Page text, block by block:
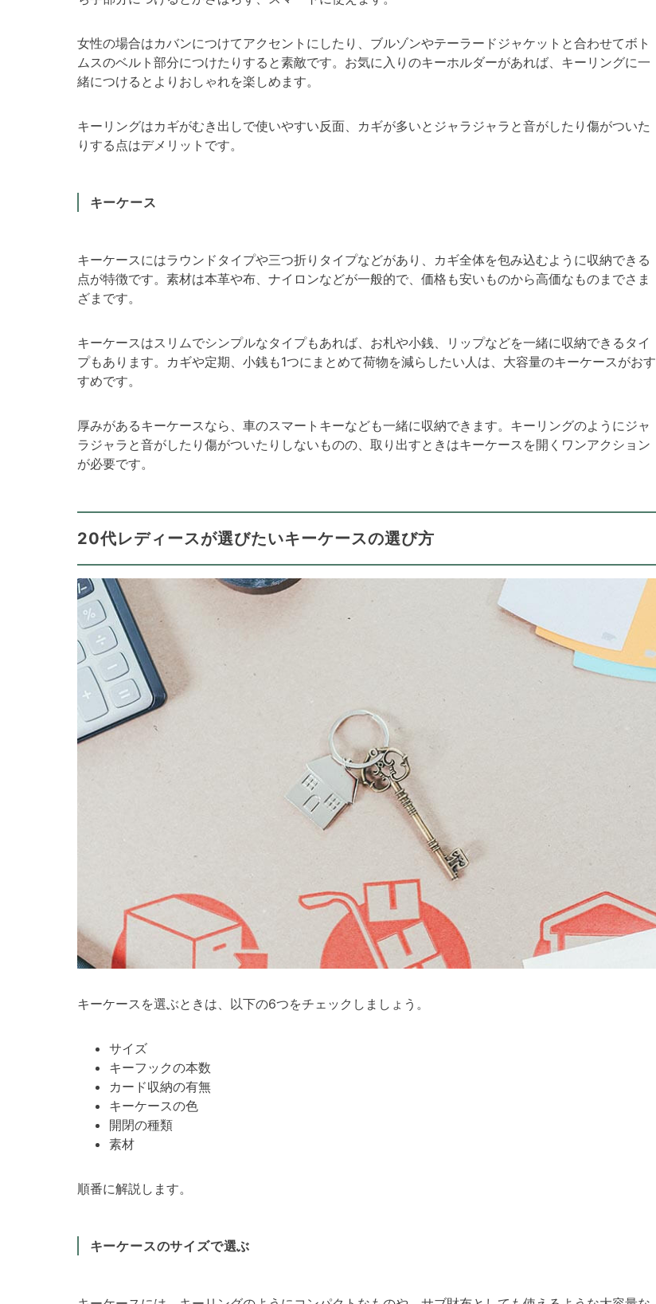
女性の場合はカバンにつけてアクセントにしたり、ブルゾンやテーラードジャケットと合わせてボト
ムスのベルト部分につけたりすると素敵です。お気に入りのキーホルダーがあれば、キーリングに一
緒につけるとよりおしゃれを楽しめます。
キーリングはカギがむき出しで使いやすい反面、カギが多いとジャラジャラと音がしたり傷がついた
りする点はデメリットです。
キーケース
キーケースにはラウンドタイプや三つ折りタイプなどがあり、カギ全体を包み込むように収納できる
点が特徴です。素材は本革や布、ナイロンなどが一般的で、価格も安いものから高価なものまでさま
ざまです。
キーケースはスリムでシンプルなタイプもあれば、お札や小銭、リップなどを一緒に収納できるタイ
プもあります。カギや定期、小銭も1つにまとめて荷物を減らしたい人は、大容量のキーケースがおす
すめです。
厚みがあるキーケースなら、車のスマートキーなども一緒に収納できます。キーリングのようにジャ
ラジャラと音がしたり傷がついたりしないものの、取り出すときはキーケースを開くワンアクション
が必要です。
20代レディースが選びたいキーケースの選び方
キーケースを選ぶときは、以下の6つをチェックしましょう。
サイズ
キーフックの本数
カード収納の有無
キーケースの色
開閉の種類
素材
順番に解説します。
キーケースのサイズで選ぶ